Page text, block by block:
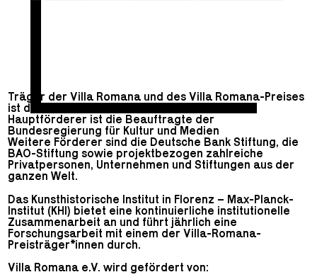
Träger der Villa Romana und des Villa Romana-Preises
ist der Villa Romana e.V.
Hauptförderer ist die Beauftragte der
Bundesregierung für Kultur und Medien
Weitere Förderer sind die Deutsche Bank Stiftung, die
BAO-Stiftung sowie projektbezogen zahlreiche
Privatpersonen, Unternehmen und Stiftungen aus der
ganzen Welt.
Das Kunsthistorische Institut in Florenz – Max-Planck-
Institut (KHI) bietet eine kontinuierliche institutionelle
Zusammenarbeit an und führt jährlich eine
Forschungsarbeit mit einem der Villa-Romana-
Preisträger*innen durch.
Villa Romana e.V. wird gefördert von: